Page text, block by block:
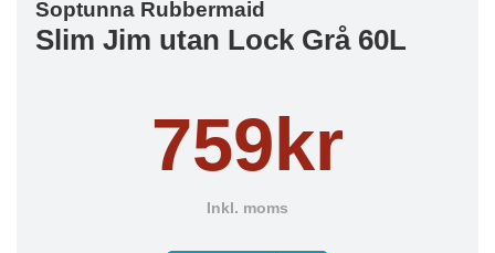
Soptunna Rubbermaid
Slim Jim utan Lock Grå 60L
759kr
Inkl. moms